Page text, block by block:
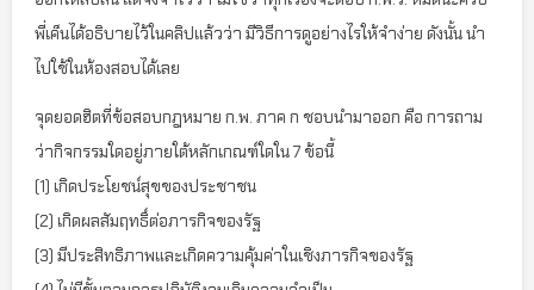
พี่เค็นได้อธิบายไว้ในคลิปแล้วว่า มีวิธีการดูอย่างไรให้จำง่าย ดังนั้น นำ
ไปใช้ในห้องสอบได้เลย
จุดยอดฮิตที่ข้อสอบกฎหมาย ก.พ. ภาค ก ชอบนำมาออก คือ การถาม
ว่ากิจกรรมใดอยู่ภายใต้หลักเกณฑ์ใดใน 7 ข้อนี้
(1) เกิดประโยชน์สุขของประชาชน
(2) เกิดผลสัมฤทธิ์ต่อภารกิจของรัฐ
(3) มีประสิทธิภาพและเกิดความคุ้มค่าในเชิงภารกิจของรัฐ